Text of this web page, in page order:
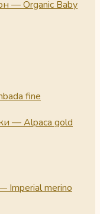
— Organic Baby
fine
— Alpaca gold
merino